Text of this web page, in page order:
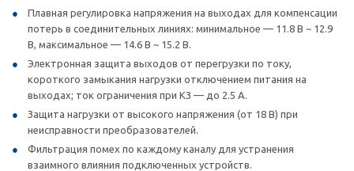
Плавная регулировка напряжения на выходах для компенсации
потерь в соединительных линиях: минимальное — 11.8 В ~ 12.9
В, максимальное — 14.6 В ~ 15.2 В.
Электронная защита выходов от перегрузки по току,
короткого замыкания нагрузки отключением питания на
выходах; ток ограничения при КЗ — до 2.5 А.
Защита нагрузки от высокого напряжения (от 18 В) при
неисправности преобразователей.
Фильтрация помех по каждому каналу для устранения
взаимного влияния подключенных устройств.